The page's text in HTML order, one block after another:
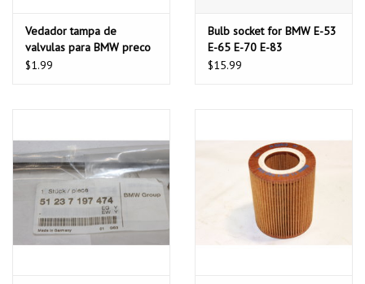
Vedador tampa de
valvulas para BMW preco
unitario
$1.99
Bulb socket for BMW E-53
E-65 E-70 E-83
$15.99